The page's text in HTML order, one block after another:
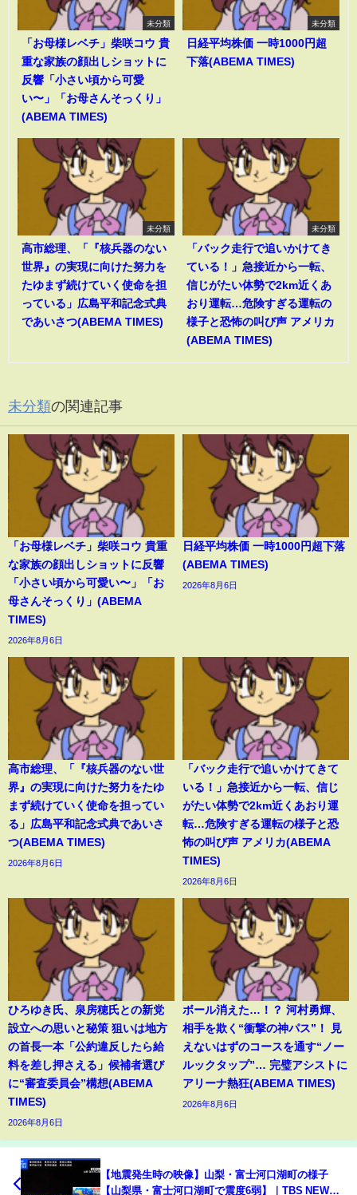
未分類
「お母様レベチ」柴咲コウ 貴
重な家族の顔出しショットに
反響「小さい頃から可愛
い〜」「お母さんそっくり」
(ABEMA TIMES)
未分類
日経平均株価 一時1000円超
下落(ABEMA TIMES)
未分類
高市総理、「『核兵器のない
世界』の実現に向けた努力を
たゆまず続けていく使命を担
っている」広島平和記念式典
であいさつ(ABEMA TIMES)
未分類
「バック走行で追いかけてき
ている！」急接近から一転、
信じがたい体勢で2km近くあ
おり運転…危険すぎる運転の
様子と恐怖の叫び声 アメリカ
(ABEMA TIMES)
未分類の関連記事
「お母様レベチ」柴咲コウ 貴重
な家族の顔出しショットに反響
「小さい頃から可愛い〜」「お
母さんそっくり」(ABEMA
TIMES)
2026年8月6日
日経平均株価 一時1000円超下落
(ABEMA TIMES)
2026年8月6日
高市総理、「『核兵器のない世
界』の実現に向けた努力をたゆ
まず続けていく使命を担ってい
る」広島平和記念式典であいさ
つ(ABEMA TIMES)
2026年8月6日
「バック走行で追いかけてきて
いる！」急接近から一転、信じ
がたい体勢で2km近くあおり運
転…危険すぎる運転の様子と恐
怖の叫び声 アメリカ(ABEMA
TIMES)
2026年8月6日
ひろゆき氏、泉房穂氏との新党
設立への思いと秘策 狙いは地方
の首長一本「公約違反したら給
料を差し押さえる」候補者選び
に“審査委員会”構想(ABEMA
TIMES)
2026年8月6日
ボール消えた…！？ 河村勇輝、
相手を欺く“衝撃の神パス”！ 見
えないはずのコースを通す“ノー
ルックタップ”… 完璧アシストに
アリーナ熱狂(ABEMA TIMES)
2026年8月6日
【地震発生時の映像】山梨・富士河口湖町の様子
【山梨県・富士河口湖町で震度6弱】｜TBS NEWS